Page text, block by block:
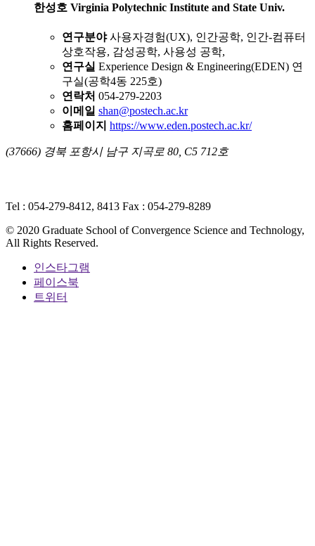
한성호 Virginia Polytechnic Institute and State Univ.
연구분야 사용자경험(UX), 인간공학, 인간-컴퓨터
상호작용, 감성공학, 사용성 공학,
연구실 Experience Design & Engineering(EDEN) 연
구실(공학4동 225호)
연락처 054-279-2203
이메일 shan@postech.ac.kr
홈페이지 https://www.eden.postech.ac.kr/
(37666) 경북 포항시 남구 지곡로 80, C5 712호
Tel : 054-279-8412, 8413 Fax : 054-279-8289
© 2020 Graduate School of Convergence Science and Technology,
All Rights Reserved.
인스타그램
페이스북
트위터